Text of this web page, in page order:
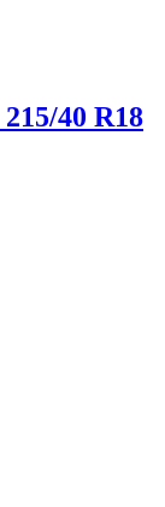
215/40 R18